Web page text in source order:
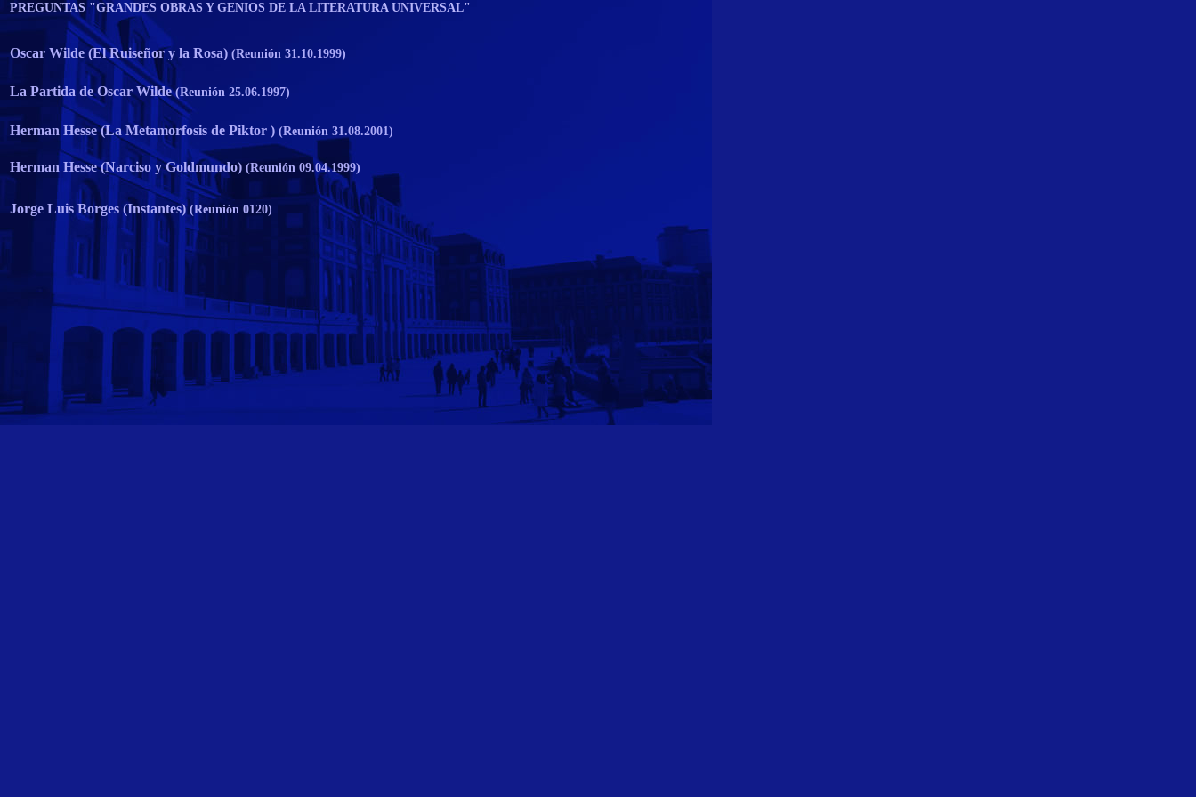
PREGUNTAS "GRANDES OBRAS Y GENIOS DE LA LITERATURA UNIVERSAL"
Oscar Wilde (El Ruiseñor y la Rosa) (Reunión 31.10.1999)
La Partida de Oscar Wilde (Reunión 25.06.1997)
Herman Hesse (La Metamorfosis de Piktor ) (Reunión 31.08.2001)
Herman Hesse (Narciso y Goldmundo) (Reunión 09.04.1999)
Jorge Luis Borges (Instantes) (Reunión 0120)